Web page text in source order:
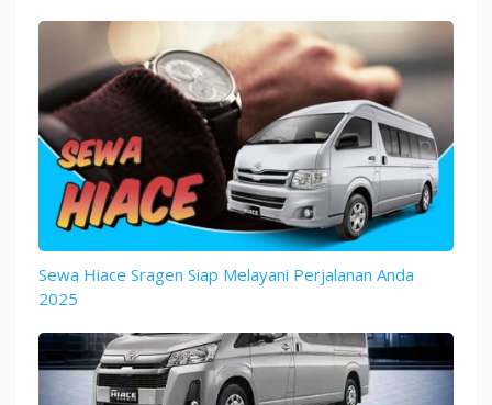
Sewa Hiace Sragen Siap Melayani Perjalanan Anda
2025